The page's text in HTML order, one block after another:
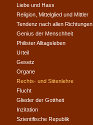
Liebe und Hass
Religion, Mittelglied und Mittler
Tendenz nach allen Richtungen
Genius der Menschheit
Philister Alltagsleben
Urteil
Gesetz
Organe
Rechts- und Sittenlehre
Flucht
Glieder der Gottheit
Inzitation
Szientifische Republik